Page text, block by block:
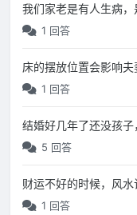
我们家老是有人生病，
1 回答
床的摆放位置会影响夫
1 回答
结婚好几年了还没孩子
5 回答
财运不好的时候，风水
1 回答